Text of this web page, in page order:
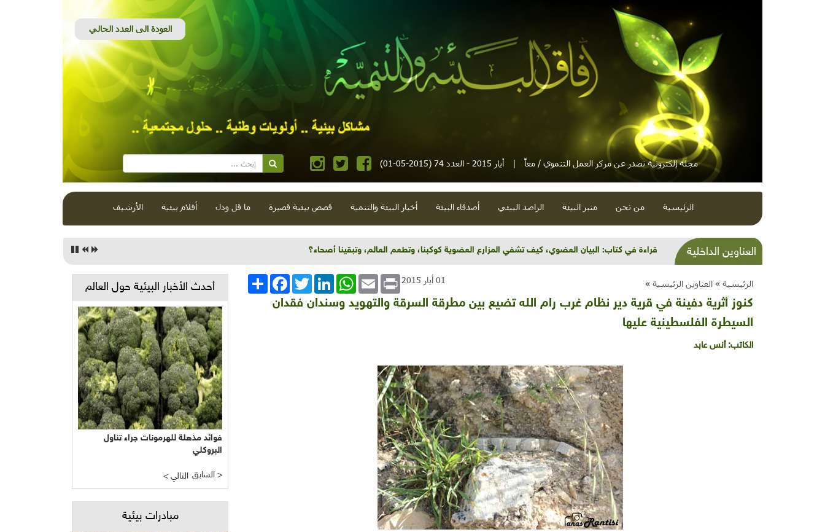
مجلة إلكترونية تصدر عن مركز العمل التنموي / معاً | أيار 2015 - العدد 74 (2015-05-01)
الرئيسية من نحن منبر البيئة الراصد البيئي أصدقاء البيئة أخبار البيئة والتنمية قصص بيئية قصيرة ما قل ودل أفلام بيئية الأرشيف
العناوين الداخلية الطعام التراثي الموسمي: البيض
الرئيسية » العناوين الرئيسية » انشر
FacebookTwitterLinkedInWhatsApp Email Print 01 أيار 2015
كنوز أثرية دفينة في قرية دير نظام غرب رام الله تضيع بين مطرقة السرقة والتهويد وسندان فقدان
السيطرة الفلسطينية عليها
الكاتب:أنس عابد
أحدث الأخبار البيئية حول العالم
فوائد مذهلة للهرمونات جراء تناول
البروكلي
< التالي السابق >
مبادرات بيئية